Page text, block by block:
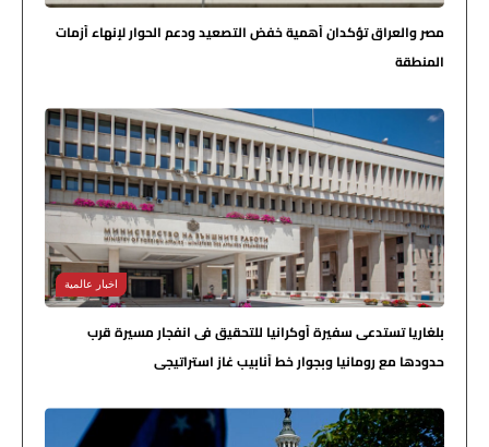
مصر والعراق تؤكدان أهمية خفض التصعيد ودعم الحوار لإنهاء أزمات
المنطقة
اخبار عالمية
بلغاريا تستدعي سفيرة أوكرانيا للتحقيق في انفجار مسيرة قرب
حدودها مع رومانيا وبجوار خط أنابيب غاز استراتيجي